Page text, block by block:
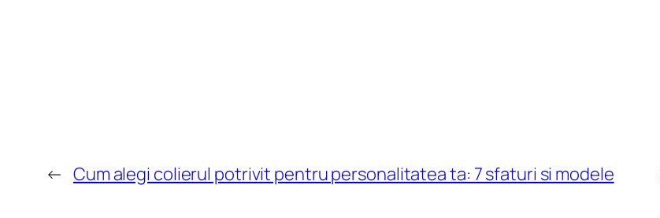
← Cum alegi colierul potrivit pentru personalitatea ta: 7 sfaturi si modele